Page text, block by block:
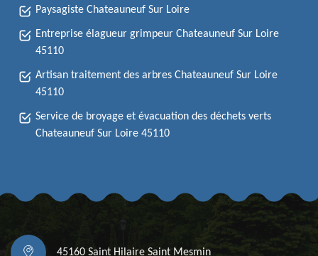
Paysagiste Chateauneuf Sur Loire
Entreprise élagueur grimpeur Chateauneuf Sur Loire
45110
Artisan traitement des arbres Chateauneuf Sur Loire
45110
Service de broyage et évacuation des déchets verts
Chateauneuf Sur Loire 45110
45160 Saint Hilaire Saint Mesmin